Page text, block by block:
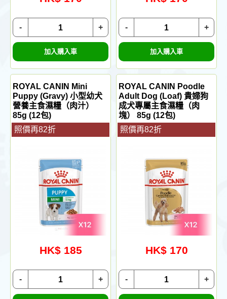
+
-
加入購入車
+
-
加入購入車
ROYAL CANIN Mini
Puppy (Gravy) 小型幼犬
營養主食濕糧（肉汁）
85g (12包)
照價再82折
HK$ 185
+
-
ROYAL CANIN Poodle
Adult Dog (Loaf) 貴婦狗
成犬專屬主食濕糧（肉
塊） 85g (12包)
照價再82折
HK$ 170
+
-